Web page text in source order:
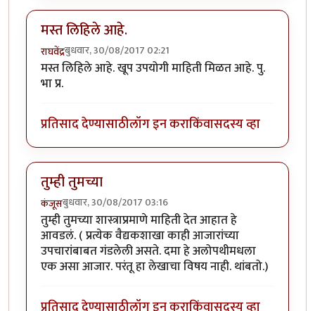
मस्त लिहिले आहे.
राघवेंद्रबुधवार, 30/08/2017 02:21
मस्त लिहिले आहे. खूप उपयोगी माहिती मिळत आहे. पु.
भा प्र.
प्रतिसाद देण्यासाठीलॉग इन कराकिंवासदस्य व्हा
तुम्ही तुमच्या
कंजूसबुधवार, 30/08/2017 03:16
तुम्ही तुमच्या शास्त्राप्रमाणे माहिती देत आहात हे
आवडलं. ( प्रत्येक वैद्यकशाखा काही आजारांच्या
उपचारांबाबत गंडलेली असते. दमा हे अलोपथीमधला
एक असा आजार. परंतू हा लेखाचा विषय नाही. थांबतो.)